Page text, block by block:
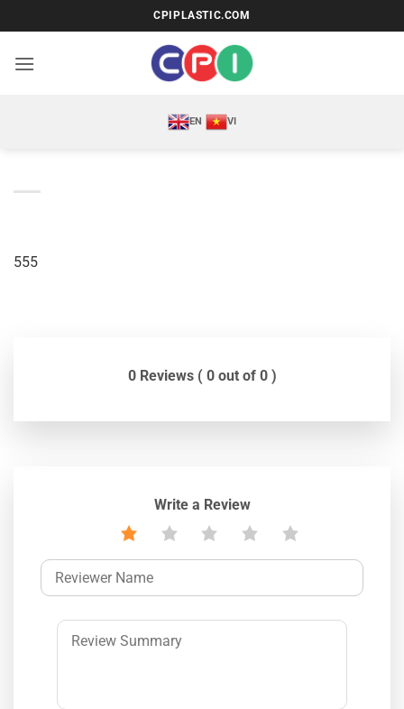
qua
nội
CPIPLASTIC.COM
EN VI
555
0 Reviews ( 0 out of 0 )
Write a Review